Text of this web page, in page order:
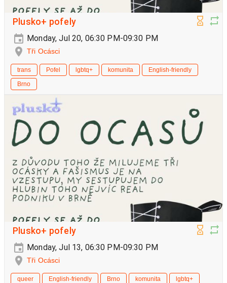
Plusko+ pofely
Monday, Jul 20, 06:30 PM-09:30 PM
Tři Ocásci
trans Pofel lgbtq+ komunita
English-friendly
Brno
Plusko+ pofely
Monday, Jul 13, 06:30 PM-09:30 PM
Tři Ocásci
queer English-friendly Brno komunita
lgbtq+